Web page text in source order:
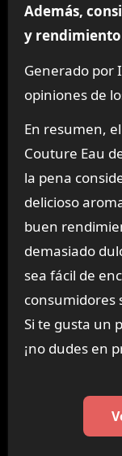
Además,
y
Generado por
opiniones de
En resumen,
Couture Eau
la pena
delicioso
buen
demasiado
sea fácil de
consumidores
Si te gusta un
¡no dudes en